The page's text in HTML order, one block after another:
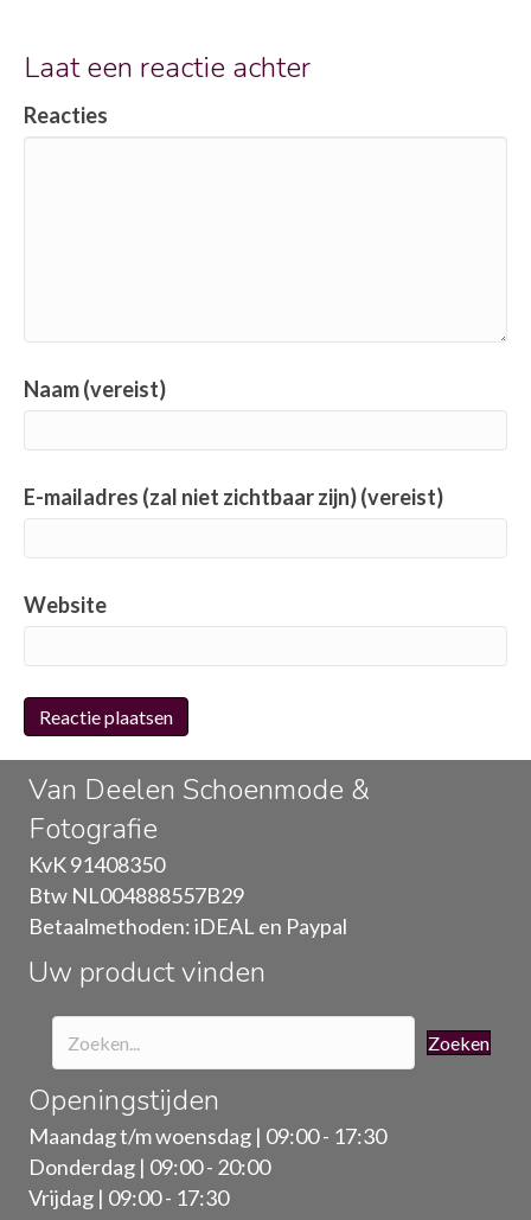
Laat een reactie achter
Reacties
Naam (vereist)
E-mailadres (zal niet zichtbaar zijn) (vereist)
Website
Van Deelen Schoenmode &
Fotografie
KvK 91408350
Btw NL004888557B29
Betaalmethoden: iDEAL en Paypal
Uw product vinden
Zoeken
Openingstijden
Maandag t/m woensdag | 09:00 - 17:30
Donderdag | 09:00 - 20:00
Vrijdag | 09:00 - 17:30